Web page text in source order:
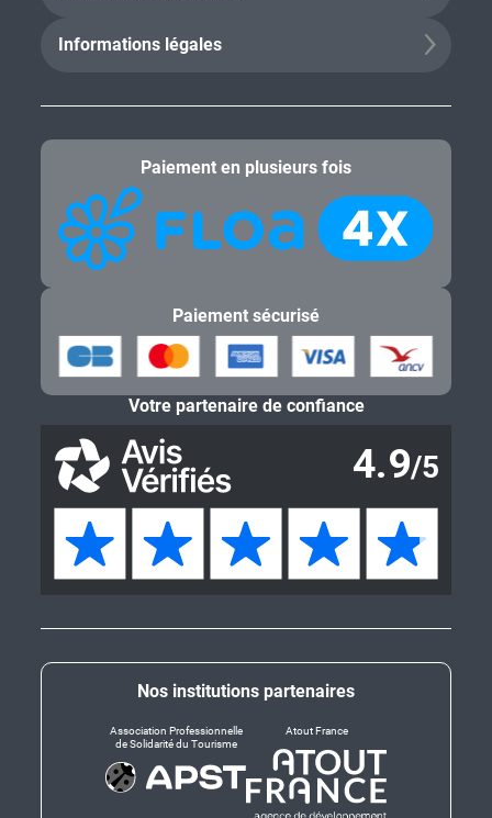
Informations légales
Nos institutions partenaires
Association Professionnelle
de Solidarité du Tourisme
Atout France
Paiement en plusieurs fois
Paiement sécurisé
Votre partenaire de confiance